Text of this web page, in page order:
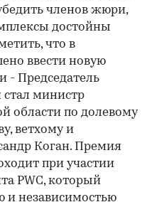
членов жюри,
достойны
что в
ввести новую
- Председатель
министр
области по долевому
ветхому и
Коган. Премия
при участии
PWC, который
и независимостью